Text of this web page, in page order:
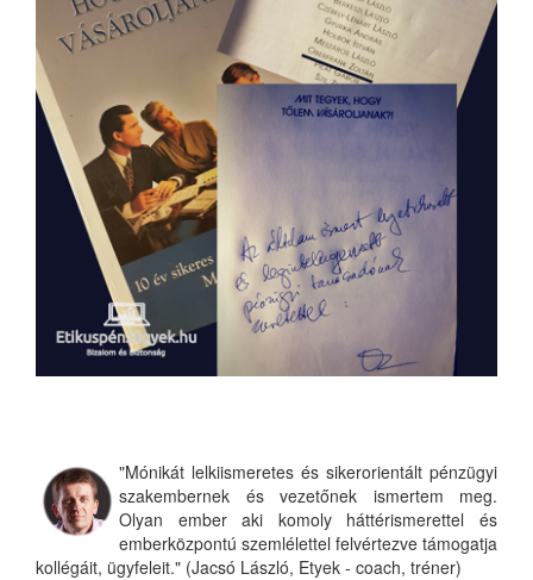
"Mónikát lelkiismeretes és sikerorientált pénzügyi
szakembernek és vezetőnek ismertem meg.
Olyan ember aki komoly háttérismerettel és
emberközpontú szemlélettel felvértezve támogatja
kollégáit, ügyfeleit." (Jacsó László, Etyek - coach, tréner)